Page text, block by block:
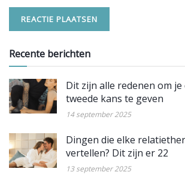
Recente berichten
Dit zijn alle redenen om
tweede kans te geven
14 september 2025
Dingen die elke
vertellen? Dit zijn er 22
13 september 2025